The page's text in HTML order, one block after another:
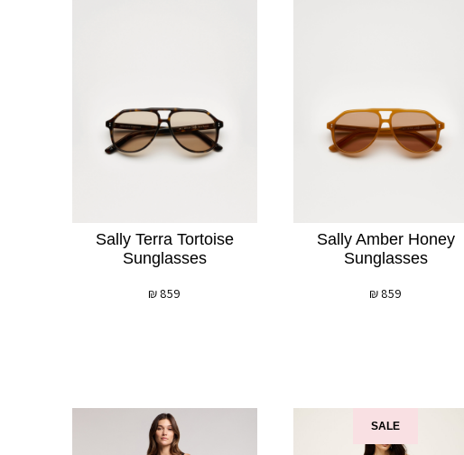
Sally Amber Honey
Sunglasses
859
₪
Sally Terra Tortoise
Sunglasses
859
₪
SALE